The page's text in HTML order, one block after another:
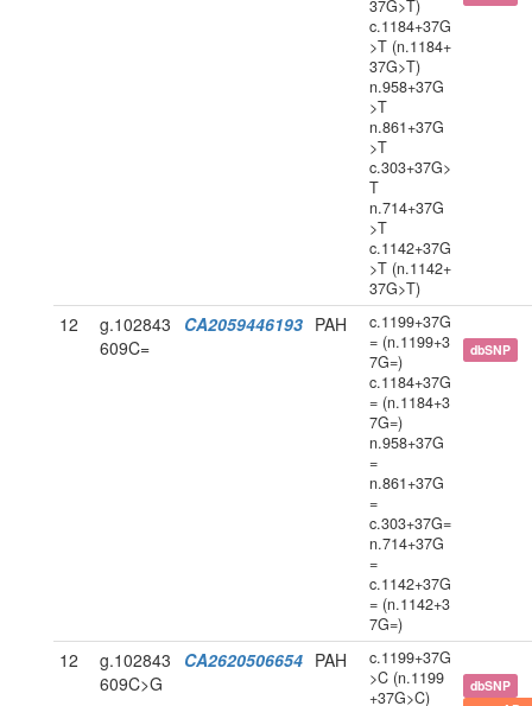
37G>T)
c.1184+37G
>T (n.1184+
37G>T)
n.958+37G
>T
n.861+37G
>T
c.303+37G>
T
n.714+37G
>T
c.1142+37G
>T (n.1142+
37G>T)
12
g.102843
609C=
CA2059446193 PAH
c.1199+37G
= (n.1199+3
7G=)
c.1184+37G
= (n.1184+3
7G=)
n.958+37G
=
n.861+37G
=
c.303+37G=
n.714+37G
=
c.1142+37G
= (n.1142+3
7G=)
dbSNP
12
g.102843
609C>G
CA2620506654 PAH
c.1199+37G
>C (n.1199
+37G>C)
dbSNP